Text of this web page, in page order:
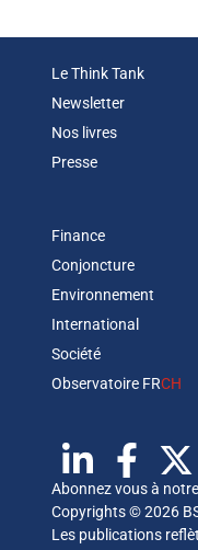
Le Think Tank
Newsletter
Nos livres
Presse
Finance
Conjoncture
Environnement
International
Société
Observatoire FRCH
Abonnez vous à
Copyrights © 2026
Les publications